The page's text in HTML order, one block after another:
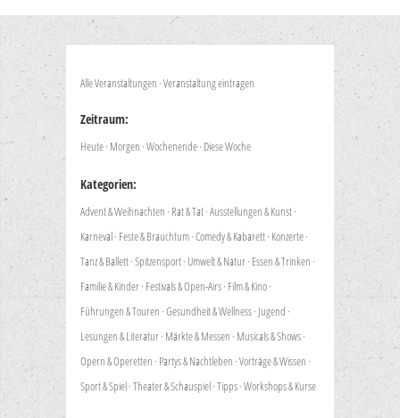
Alle Veranstaltungen ·Veranstaltung eintragen
Zeitraum:
Heute· Morgen ·Wochenende· Diese Woche
Kategorien:
Advent & Weihnachten · Rat & Tat·Ausstellungen & Kunst·
Karneval· Feste & Brauchtum·Comedy & Kabarett· Konzerte·
Tanz & Ballett·Spitzensport· Umwelt & Natur· Essen & Trinken ·
Familie & Kinder· Festivals & Open-Airs· Film & Kino·
Führungen & Touren ·Gesundheit & Wellness· Jugend ·
Lesungen & Literatur· Märkte & Messen · Musicals & Shows·
Opern & Operetten · Partys & Nachtleben ·Vorträge & Wissen ·
Sport & Spiel·Theater & Schauspiel·Tipps·Workshops & Kurse